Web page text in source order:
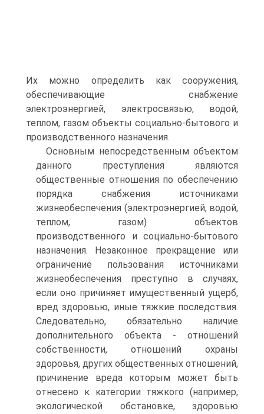
Их можно определить как сооружения,
обеспечивающие снабжение
электроэнергией, электросвязью, водой,
теплом, газом объекты социально-бытового и
производственного назначения.
Основным непосредственным объектом
данного преступления являются
общественные отношения по обеспечению
порядка снабжения источниками
жизнеобеспечения (электроэнергией, водой,
теплом, газом) объектов
производственного и социально-бытового
назначения. Незаконное прекращение или
ограничение пользования источниками
жизнеобеспечения преступно в случаях,
если оно причиняет имущественный ущерб,
вред здоровью, иные тяжкие последствия.
Следовательно, обязательно наличие
дополнительного объекта - отношений
собственности, отношений охраны
здоровья, других общественных отношений,
причинение вреда которым может быть
отнесено к категории тяжкого (например,
экологической обстановке, здоровью